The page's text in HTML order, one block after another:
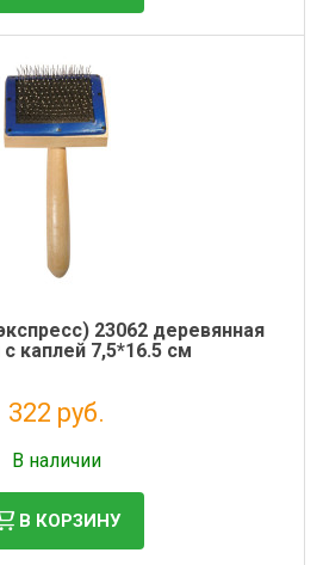
23062 деревянная
каплей 7,5*16.5 см
322 руб.
В наличии
В КОРЗИНУ